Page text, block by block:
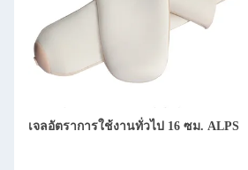
เจลอัตราการใช้งานทั่วไป 16 ซม. ALPS